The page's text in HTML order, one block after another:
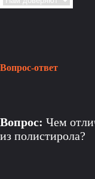
Вопрос-ответ
Вопрос: Чем
из полистирола?